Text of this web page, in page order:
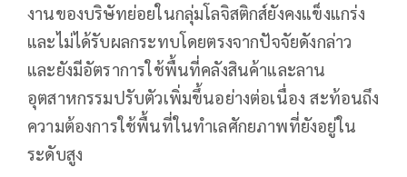
งานของบริษัทย่อยในกลุ่มโลจิสติกส์ยังคงแข็งแกร่ง
และไม่ได้รับผลกระทบโดยตรงจากปัจจัยดังกล่าว
และยังมีอัตราการใช้พื้นที่คลังสินค้าและลาน
อุตสาหกรรมปรับตัวเพิ่มขึ้นอย่างต่อเนื่อง สะท้อนถึง
ความต้องการใช้พื้นที่ในทำเลศักยภาพที่ยังอยู่ใน
ระดับสูง